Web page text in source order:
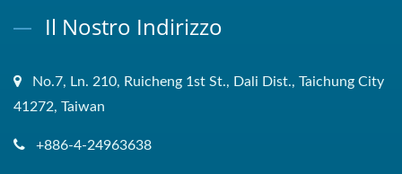
Il Nostro Indirizzo
No.7, Ln. 210, Ruicheng 1st St., Dali Dist., Taichung City
41272, Taiwan
+886-4-24963638